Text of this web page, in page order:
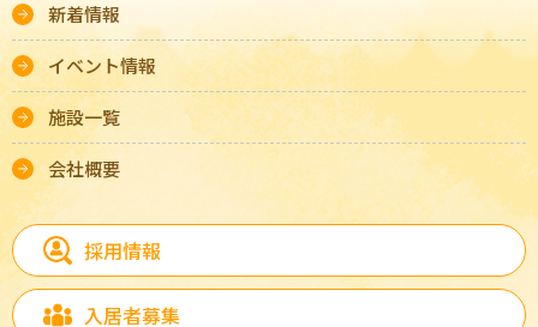
新着情報
イベント情報
施設一覧
会社概要
採用情報
入居者募集